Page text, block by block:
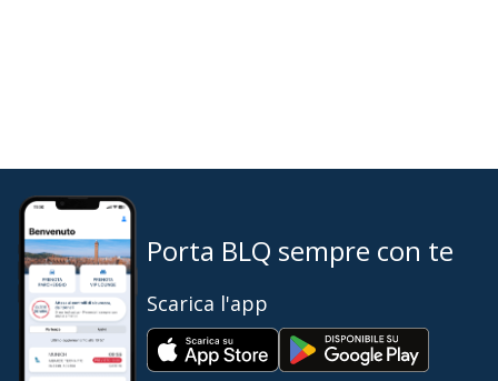
Porta BLQ sempre con te
Scarica l'app